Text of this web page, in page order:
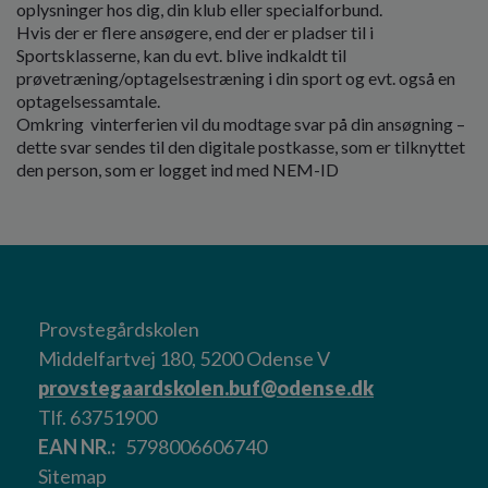
oplysninger hos dig, din klub eller specialforbund.
Hvis der er flere ansøgere, end der er pladser til i
Sportsklasserne, kan du evt. blive indkaldt til
prøvetræning/optagelsestræning i din sport og evt. også en
optagelsessamtale.
Omkring vinterferien vil du modtage svar på din ansøgning –
dette svar sendes til den digitale postkasse, som er tilknyttet
den person, som er logget ind med NEM-ID
Provstegårdskolen
Middelfartvej 180, 5200 Odense V
provstegaardskolen.buf@odense.dk
Tlf. 63751900
EAN NR.
5798006606740
Sitemap